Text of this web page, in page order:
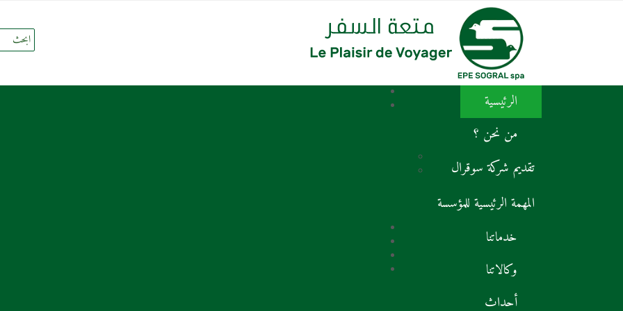
الرئيسية
من نحن ؟
تقديم شركة سوقرال
المهمة الرئيسية للمؤسسة
خدماتنا
وكالاتنا
أحداث